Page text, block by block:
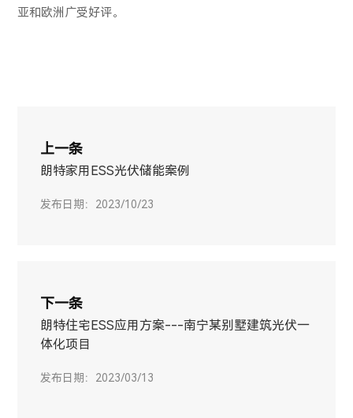
亚和欧洲广受好评。
上一条
朗特家用ESS光伏储能案例
发布日期：2023/10/23
下一条
朗特住宅ESS应用方案---南宁某别墅建筑光伏一
体化项目
发布日期：2023/03/13